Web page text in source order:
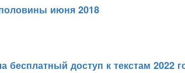
июня 2018
доступ к текстам 2022